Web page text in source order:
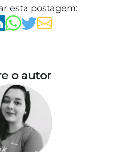
esta postagem:
o autor